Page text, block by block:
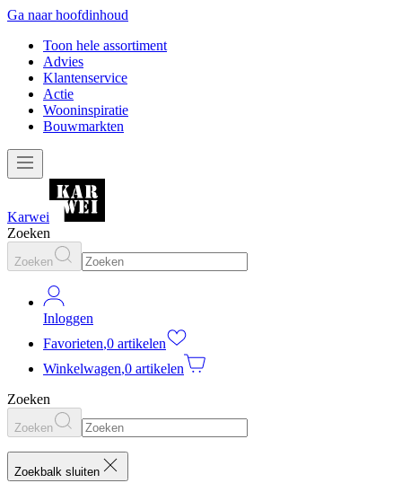
Ga naar hoofdinhoud
Toon hele assortiment
Advies
Klantenservice
Actie
Wooninspiratie
Bouwmarkten
Karwei
Zoeken
Zoeken
Inloggen
Favorieten,0 artikelen
Winkelwagen,0 artikelen
Zoeken
Zoeken
Zoekbalk sluiten